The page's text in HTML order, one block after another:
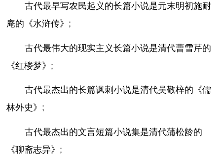
古代最早写农民起义的长篇小说是元末明初施耐
庵的《水浒传》;
古代最伟大的现实主义长篇小说是清代曹雪芹的
《红楼梦》;
古代最杰出的长篇讽刺小说是清代吴敬梓的《儒
林外史》;
古代最杰出的文言短篇小说集是清代蒲松龄的
《聊斋志异》;